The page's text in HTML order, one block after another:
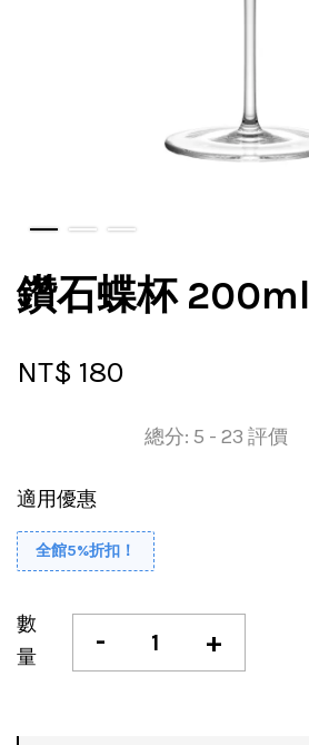
鑽石蝶杯 200ml
NT$ 180
總分: 5 - 23 評價
適用優惠
全館5%折扣！
數
量
- +